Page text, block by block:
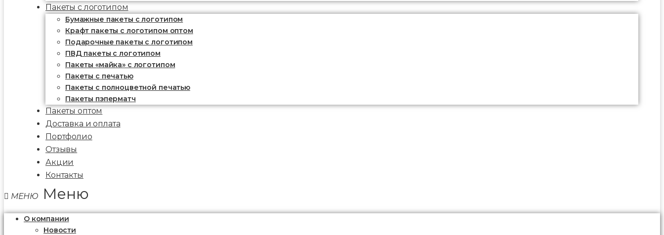
Пакеты с логотипом
Бумажные пакеты с логотипом
Крафт пакеты с логотипом оптом
Подарочные пакеты с логотипом
ПВД пакеты с логотипом
Пакеты «майка» с логотипом
Пакеты c печатью
Пакеты с полноцветной печатью
Пакеты пэперматч
Пакеты оптом
Доставка и оплата
Портфолио
Отзывы
Акции
Контакты
Меню
О компании
Новости